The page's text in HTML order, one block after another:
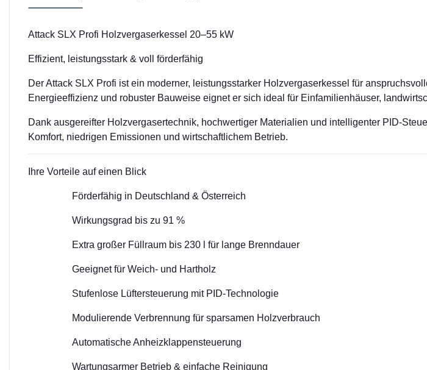
Attack SLX Profi Holzvergaserkessel 20–55 kW
Effizient, leistungsstark & voll förderfähig
Der Attack SLX Profi ist ein moderner, leistungsstarker Holzvergaserkessel für
Energieeffizienz und robuster Bauweise eignet er sich ideal für Einfamilienhäuser,
Dank ausgereifter Holzvergasertechnik, hochwertiger Materialien und intelligenter PID-
Komfort, niedrigen Emissionen und wirtschaftlichem Betrieb.
Ihre Vorteile auf einen Blick
Förderfähig in Deutschland & Österreich
Wirkungsgrad bis zu 91 %
Extra großer Füllraum bis 230 l für lange Brenndauer
Geeignet für Weich- und Hartholz
Stufenlose Lüftersteuerung mit PID-Technologie
Modulierende Verbrennung für sparsamen Holzverbrauch
Automatische Anheizklappensteuerung
Wartungsarmer Betrieb & einfache Reinigung